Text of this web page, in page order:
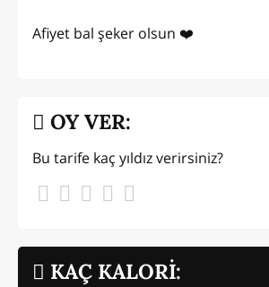
Afiyet bal şeker olsun ❤️
KAÇ KALORİ:
OY VER:
Bu tarife kaç yıldız verirsiniz?